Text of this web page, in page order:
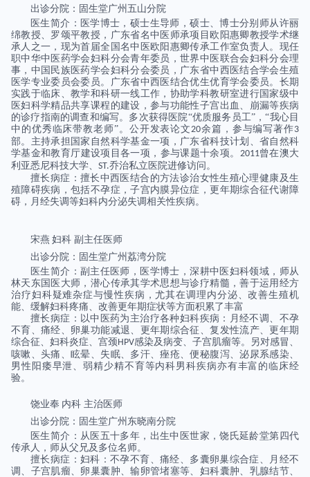
出诊分院：固生堂广州五山分院
医生简介：医学博士，硕士生导师，硕士、博士分别师从许丽
绵教授、罗颂平教授，广东省名中医师承项目欧阳惠卿教授学术继
承人之一，现为首届全国名中医欧阳惠卿传承工作室负责人。现任
职中华中医药学会妇科分会青年委员，世界中医联合会妇科分会理
事，中国民族医药学会妇科分会委员，广东省中西医结合学会生殖
医学专业委员会委员。广东省中西医结合优生优育学会委员。长期
实践于临床、教学和科研一线工作，协助学科教研室进行国家级中
医妇科学精品共享课程的建设，参与功能性子宫出血、崩漏等疾病
的诊疗指南的调查和编写。多次获得医院“优质服务员工”，“我心目
中的优秀临床带教老师”。公开发表论文20余篇，参与编写著作3
部。主持承担国家自然科学基金一项，广东省科技计划、省自然科
学基金和教育厅建设项目各一项，参与课题十余项。 2011曾在澳大
利亚悉尼科技大学、 ST.乔治私立医院进修访问。
擅长病症：擅长中西医结合的方法诊治女性生殖心理健康及生
殖障碍疾病，包括不孕症，子宫内膜异位症，更年期综合征代谢障
碍，月经失调等妇科内分泌失调相关性疾病。
宋燕 妇科 副主任医师
出诊分院：固生堂广州荔湾分院
医生简介：副主任医师，医学博士，深耕中医妇科领域，师从
林天东国医大师，潜心传承其学术思想与诊疗精髓，善于运用经方
治疗妇科疑难杂症与慢性疾病，尤其在调理内分泌、改善生殖机
能、缓解妇科疼痛、改善更年期症状等方面积累了丰富
擅长病症：以中医药为主治疗各种妇科疾病：月经不调、不孕
不育、痛经、卵巢功能减退、更年期综合征、复发性流产、更年期
综合征、妇科炎症、宫颈HPV感染及病变、子宫肌瘤等。另对感冒、
咳嗽、头痛、眩晕、失眠、多汗、痤疮、便秘腹泻、泌尿系感染、
男性阳痿早泄、弱精少精不育等内科男科疾病亦有丰富的临床经
验。
饶业奉 内科 主治医师
出诊分院：固生堂广州东晓南分院
医生简介：从医五十多年，出生中医世家，饶氏延龄堂第四代
传承人，师从父兄及多位名师。
擅长病症：妇科：不孕不育、痛经、多囊卵巢综合症、月经不
调、子宫肌瘤、卵巢囊肿、输卵管堵塞等、妇科囊肿、乳腺结节、